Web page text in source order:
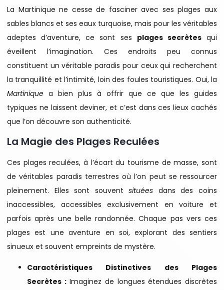
La Martinique ne cesse de fasciner avec ses plages aux
sables blancs et ses eaux turquoise, mais pour les véritables
adeptes d’aventure, ce sont ses plages secrètesqui
éveillent l’imagination. Ces endroits peu connus
constituent un véritable paradis pour ceux qui recherchent
la tranquillité et l’intimité, loin des foules touristiques. Oui, la
Martinique a bien plus à offrir que ce que les guides
typiques ne laissent deviner, et c’est dans ces lieux cachés
que l’on découvre son authenticité.
La Magie des Plages Reculées
Ces plages reculées, à l’écart du tourisme de masse, sont
de véritables paradis terrestres où l’on peut se ressourcer
pleinement. Elles sont souventsituées dans des coins
inaccessibles, accessibles exclusivement en voiture et
parfois après une belle randonnée. Chaque pas vers ces
plages est une aventure en soi, explorant des sentiers
sinueux et souvent empreints de mystère.
Caractéristiques Distinctives des Plages
Secrètes :Imaginez de longues étendues discrètes